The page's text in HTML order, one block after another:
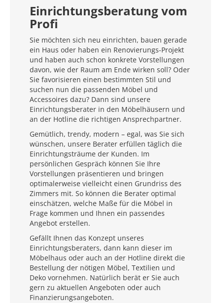
Einrichtungsberatung vom
Profi
Sie möchten sich neu einrichten, bauen gerade
ein Haus oder haben ein Renovierungs-Projekt
und haben auch schon konkrete Vorstellungen
davon, wie der Raum am Ende wirken soll? Oder
Sie favorisieren einen bestimmten Stil und
suchen nun die passenden Möbel und
Accessoires dazu? Dann sind unsere
Einrichtungsberater in den Möbelhäusern und
an der Hotline die richtigen Ansprechpartner.
Gemütlich, trendy, modern – egal, was Sie sich
wünschen, unsere Berater erfüllen täglich die
Einrichtungsträume der Kunden. Im
persönlichen Gespräch können Sie Ihre
Vorstellungen präsentieren und bringen
optimalerweise vielleicht einen Grundriss des
Zimmers mit. So können die Berater optimal
einschätzen, welche Maße für die Möbel in
Frage kommen und Ihnen ein passendes
Angebot erstellen.
Gefällt Ihnen das Konzept unseres
Einrichtungsberaters, dann kann dieser im
Möbelhaus oder auch an der Hotline direkt die
Bestellung der nötigen Möbel, Textilien und
Deko vornehmen. Natürlich berät er Sie auch
gern zu aktuellen Angeboten oder auch
Finanzierungsangeboten.